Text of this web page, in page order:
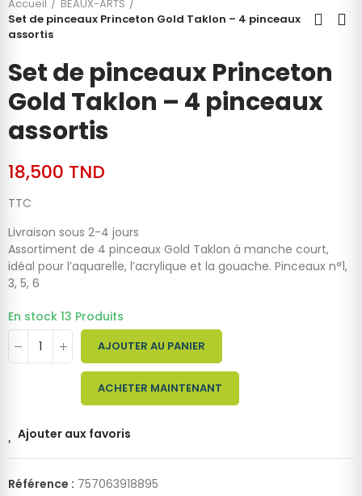
Accueil
BEAUX-ARTS
Set de pinceaux Princeton Gold Taklon – 4 pinceaux
assortis
Set de pinceaux Princeton
Gold Taklon – 4 pinceaux
assortis
18,500 TND
TTC
Livraison sous 2-4 jours
Assortiment de 4 pinceaux Gold Taklon à manche court,
idéal pour l’aquarelle, l’acrylique et la gouache. Pinceaux n°1,
3, 5, 6
En stock 13 Produits
AJOUTER AU PANIER
ACHETER MAINTENANT
Ajouter aux favoris
Référence : 757063918895